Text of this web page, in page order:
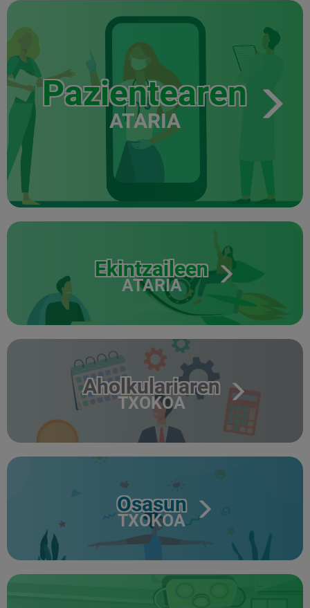
Pazientearen
ATARIA
Ekintzaileen
ATARIA
Aholkulariaren
TXOKOA
Osasun
TXOKOA